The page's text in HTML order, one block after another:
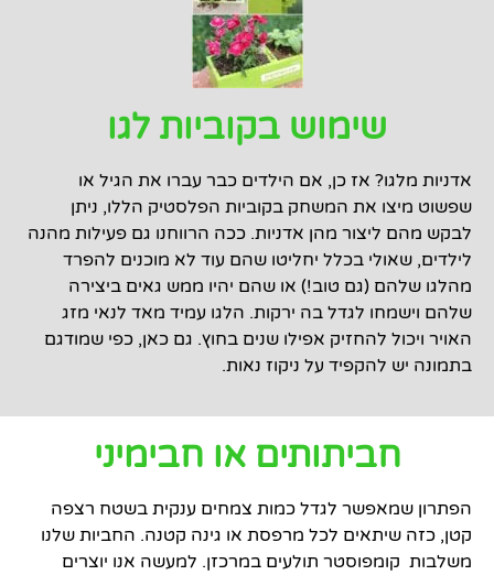
שימוש בקוביות לגו
אדניות מלגו? אז כן, אם הילדים כבר עברו את הגיל או
שפשוט מיצו את המשחק בקוביות הפלסטיק הללו, ניתן
לבקש מהם ליצור מהן אדניות. ככה הרווחנו גם פעילות מהנה
לילדים, שאולי בכלל יחליטו שהם עוד לא מוכנים להפרד
מהלגו שלהם (גם טוב!) או שהם יהיו ממש גאים ביצירה
שלהם וישמחו לגדל בה ירקות. הלגו עמיד מאד לנאי מזג
האויר ויכול להחזיק אפילו שנים בחוץ. גם כאן, כפי שמודגם
בתמונה יש להקפיד על ניקוז נאות.
חביתותים או חבימיני
הפתרון שמאפשר לגדל כמות צמחים ענקית בשטח רצפה
קטן, כזה שיתאים לכל מרפסת או גינה קטנה. החביות שלנו
משלבות קומפוסטר תולעים במרכזן. למעשה אנו יוצרים